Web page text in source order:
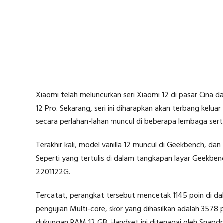
Xiaomi telah meluncurkan seri Xiaomi 12 di pasar Cina
12 Pro. Sekarang, seri ini diharapkan akan terbang
secara perlahan-lahan muncul di beberapa lembaga
Terakhir kali, model vanilla 12 muncul di Geekbench,
Seperti yang tertulis di dalam tangkapan layar
2201122G.
Tercatat, perangkat tersebut mencetak 1145 poin di
pengujian Multi-core, skor yang dihasilkan adalah 3578